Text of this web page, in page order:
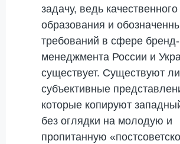
задачу, ведь качественного
образования и
требований в сфере бренд-
менеджмента России и
существует. Существуют
субъективные
которые копируют
без оглядки на молодую и
пропитанную